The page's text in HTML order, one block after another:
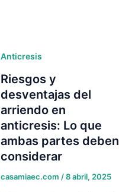
Anticresis
Riesgos y
desventajas del
arriendo en
anticresis: Lo que
ambas partes deben
considerar
casamiaec.com /8 abril, 2025